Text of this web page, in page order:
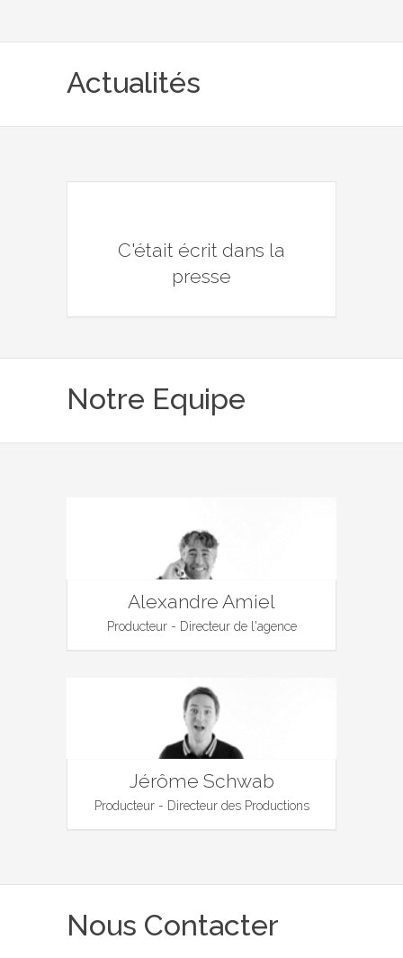
Actualités
C'était écrit dans la
presse
Notre Equipe
Alexandre Amiel
Producteur - Directeur de l'agence
Jérôme Schwab
Producteur - Directeur des Productions
Nous Contacter